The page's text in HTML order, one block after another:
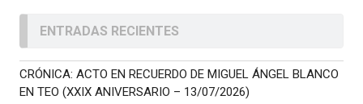
ENTRADAS RECIENTES
CRÓNICA: ACTO EN RECUERDO DE MIGUEL ÁNGEL BLANCO
EN TEO (XXIX ANIVERSARIO – 13/07/2026)